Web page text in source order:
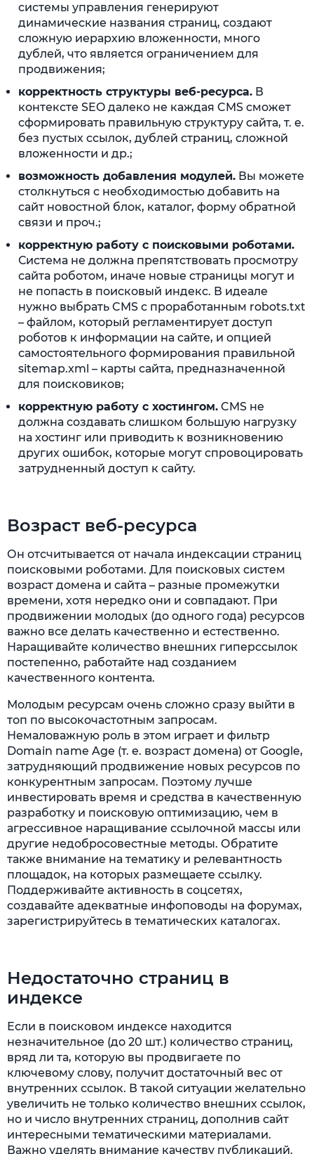
системы управления генерируют
динамические названия страниц, создают
сложную иерархию вложенности, много
дублей, что является ограничением для
продвижения;
корректность структуры веб-ресурса. В
контексте SEO далеко не каждая CMS сможет
сформировать правильную структуру сайта, т. е.
без пустых ссылок, дублей страниц, сложной
вложенности и др.;
возможность добавления модулей. Вы можете
столкнуться с необходимостью добавить на
сайт новостной блок, каталог, форму обратной
связи и проч.;
корректную работу с поисковыми роботами.
Система не должна препятствовать просмотру
сайта роботом, иначе новые страницы могут и
не попасть в поисковый индекс. В идеале
нужно выбрать CMS с проработанным robots.txt
– файлом, который регламентирует доступ
роботов к информации на сайте, и опцией
самостоятельного формирования правильной
sitemap.xml – карты сайта, предназначенной
для поисковиков;
корректную работу с хостингом. CMS не
должна создавать слишком большую нагрузку
на хостинг или приводить к возникновению
других ошибок, которые могут спровоцировать
затрудненный доступ к сайту.
Возраст веб-ресурса
Он отсчитывается от начала индексации страниц
поисковыми роботами. Для поисковых систем
возраст домена и сайта – разные промежутки
времени, хотя нередко они и совпадают. При
продвижении молодых (до одного года) ресурсов
важно все делать качественно и естественно.
Наращивайте количество внешних гиперссылок
постепенно, работайте над созданием
качественного контента.
Молодым ресурсам очень сложно сразу выйти в
топ по высокочастотным запросам.
Немаловажную роль в этом играет и фильтр
Domain name Age (т. е. возраст домена) от Google,
затрудняющий продвижение новых ресурсов по
конкурентным запросам. Поэтому лучше
инвестировать время и средства в качественную
разработку и поисковую оптимизацию, чем в
агрессивное наращивание ссылочной массы или
другие недобросовестные методы. Обратите
также внимание на тематику и релевантность
площадок, на которых размещаете ссылку.
Поддерживайте активность в соцсетях,
создавайте адекватные инфоповоды на форумах,
зарегистрируйтесь в тематических каталогах.
Недостаточно страниц в
индексе
Если в поисковом индексе находится
незначительное (до 20 шт.) количество страниц,
вряд ли та, которую вы продвигаете по
ключевому слову, получит достаточный вес от
внутренних ссылок. В такой ситуации желательно
увеличить не только количество внешних ссылок,
но и число внутренних страниц, дополнив сайт
интересными тематическими материалами.
Важно уделять внимание качеству публикаций.